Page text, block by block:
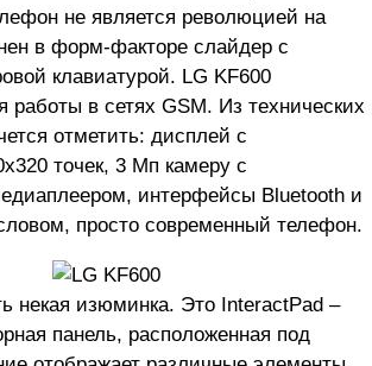
не является революцией на
в форм-факторе слайдер с
клавиатурой. LG KF600
работы в сетях GSM. Из технических
отметить: дисплей с
точек, 3 Мп камеру с
интерфейсы Bluetooth и
просто современный телефон.
некая изюминка. Это InteractPad –
панель, расположенная под